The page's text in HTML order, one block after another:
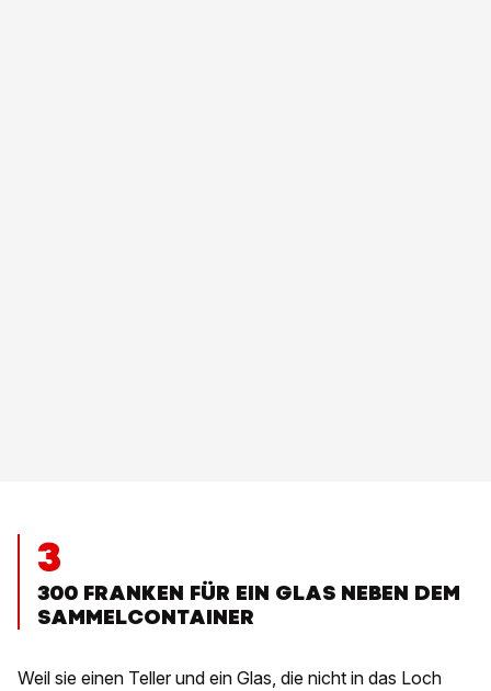
3
300 FRANKEN FÜR EIN GLAS NEBEN DEM
SAMMELCONTAINER
Weil sie einen Teller und ein Glas, die nicht in das Loch